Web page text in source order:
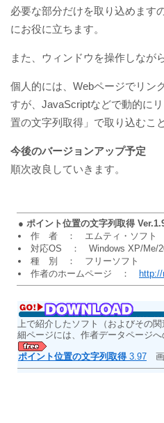
必要な部分だけを取り込めます
にお役に立ちます。
また、ウィンドウを操作しなが
個人的には、Webページでリン
すが、JavaScriptなどで動的に
置の文字列取得」で取り込むこ
今後のバージョンアップ予定
順次改良していきます。
● ポイント位置の文字列取得
作 者 ： エムティ・ソフト
対応OS ： Windows XP/Me/
種 別 ： フリーソフト
作者のホームページ ：
上で紹介したソフト（およびその
細ページには、作者データページへ
ポイント位置の文字列取得3.97 画